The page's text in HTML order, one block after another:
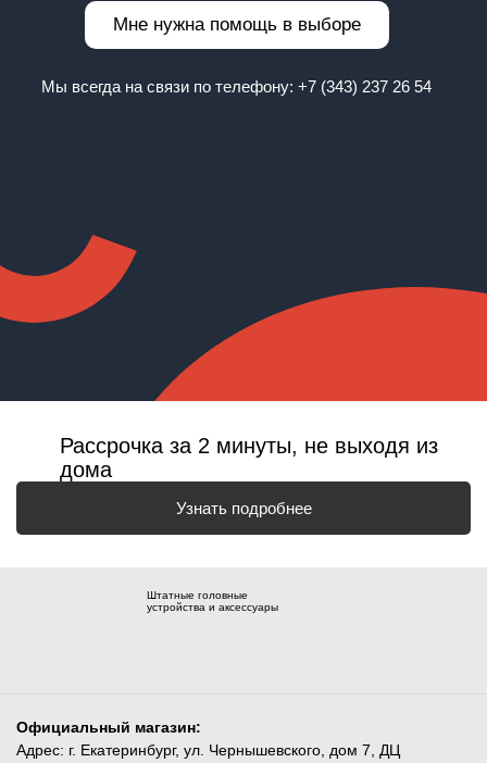
Мне нужна помощь в выборе
Мы всегда на связи по телефону: +7 (343) 237 26 54
Рассрочка за 2 минуты, не выходя из
дома
Узнать подробнее
Штатные головные
устройства и аксессуары
Официальный магазин:
Адрес: г. Екатеринбург, ул. Чернышевского, дом 7, ДЦ